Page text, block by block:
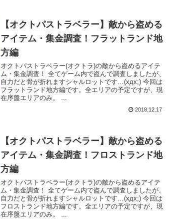
【オクトパストラベラー】敵から盗める
アイテム・集金調査！フラットランド地
方編
オクトパストラベラー(オクトラ)の敵から盗めるアイテ
ム・集金調査！ 全てゲーム内で盗んで調査しましたが、
自力だと骨が折れますシャルロットです…(xдx;) 今回は
フラットランド地方編です。全エリアの予定ですが、現
在序盤エリアのみ。 ...
2018.12.17
【オクトパストラベラー】敵から盗める
アイテム・集金調査！フロストランド地
方編
オクトパストラベラー(オクトラ)の敵から盗めるアイテ
ム・集金調査！ 全てゲーム内で盗んで調査しましたが、
自力だと骨が折れますシャルロットです…(xдx;) 今回は
フロストランド地方編です。全エリアの予定ですが、現
在序盤エリアのみ。 ...